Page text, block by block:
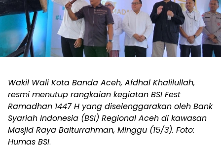
Wakil Wali Kota Banda Aceh, Afdhal Khalilullah,
resmi menutup rangkaian kegiatan BSI Fest
Ramadhan 1447 H yang diselenggarakan oleh Bank
Syariah Indonesia (BSI) Regional Aceh di kawasan
Masjid Raya Baiturrahman, Minggu (15/3). Foto:
Humas BSI.